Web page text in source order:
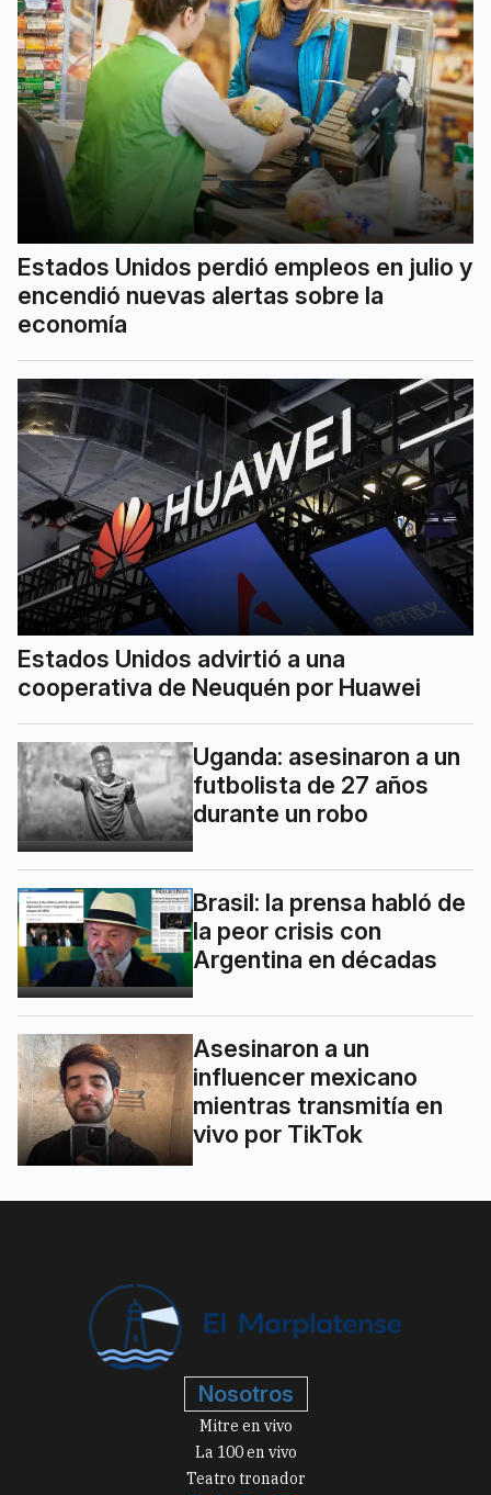
Estados Unidos perdió empleos en julio y
encendió nuevas alertas sobre la
economía
Estados Unidos advirtió a una
cooperativa de Neuquén por Huawei
Uganda: asesinaron a un
futbolista de 27 años
durante un robo
Brasil: la prensa habló de
la peor crisis con
Argentina en décadas
Asesinaron a un
influencer mexicano
mientras transmitía en
vivo por TikTok
Nosotros
Mitre en vivo
La 100 en vivo
Teatro tronador